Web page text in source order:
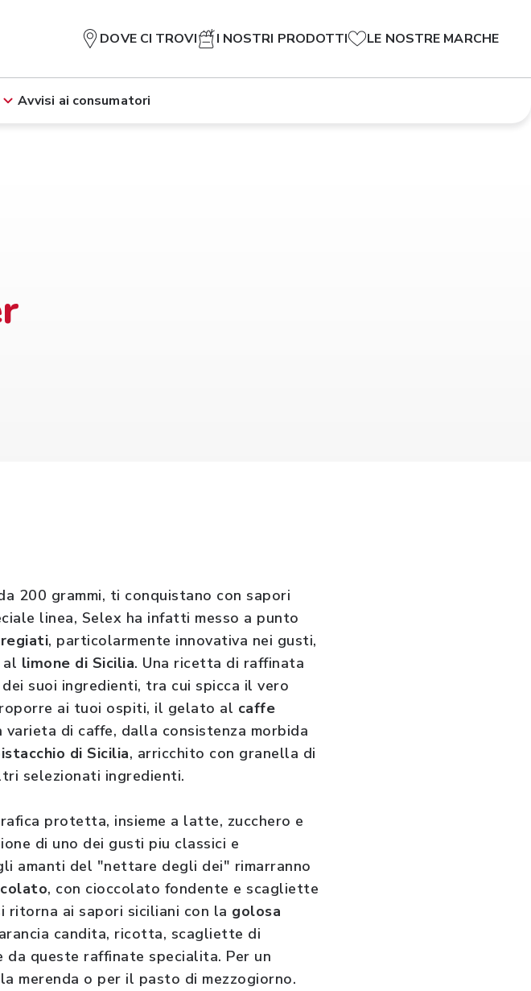
DOVE CI TROVI I NOSTRI PRODOTTI LE NOSTRE MARCHE
Avvisi ai consumatori
200 grammi, ti conquistano con sapori
linea, Selex ha infatti messo a punto
, particolarmente innovativa nei gusti,
al limone di Sicilia. Una ricetta di raffinata
suoi ingredienti, tra cui spicca il vero
ai tuoi ospiti, il gelato al caffe
di caffe, dalla consistenza morbida
di Sicilia, arricchito con granella di
selezionati ingredienti.
protetta, insieme a latte, zucchero e
di uno dei gusti piu classici e
amanti del "nettare degli dei" rimarranno
, con cioccolato fondente e scagliette
ai sapori siciliani con la golosa
candita, ricotta, scagliette di
queste raffinate specialita. Per un
merenda o per il pasto di mezzogiorno.